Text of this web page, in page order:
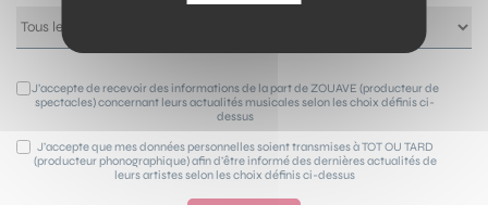
J’accepte de recevoir des informations de la part de ZOUAVE (producteur de
spectacles) concernant leurs actualités musicales selon les choix définis ci-
dessus
J’accepte que mes données personnelles soient transmises à TOT OU TARD
(producteur phonographique) afin d’être informé des dernières actualités de
leurs artistes selon les choix définis ci-dessus